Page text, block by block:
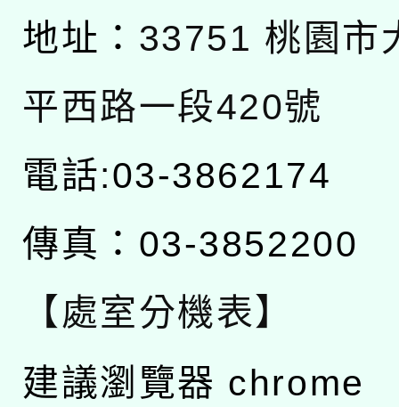
地址： 33751 桃園市
平西路一段420號
電話:03-3862174
傳真：03-3852200
【處室分機表】
建議瀏覽器 chrome